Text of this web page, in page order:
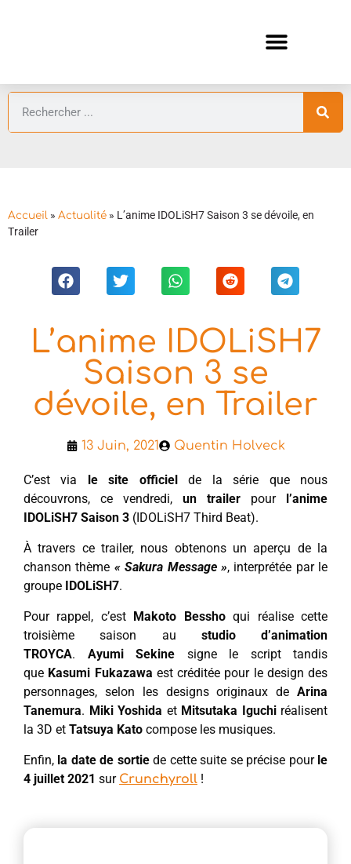
Accueil » Actualité » L’anime IDOLiSH7 Saison 3 se dévoile, en
Trailer
L’anime IDOLiSH7
Saison 3 se
dévoile, en Trailer
13 Juin, 2021 Quentin Holveck
C’est via le site officielde la série que nous
découvrons, ce vendredi, un trailer pour l’anime
IDOLiSH7 Saison 3 (IDOLiSH7 Third Beat).
À travers ce trailer, nous obtenons un aperçu de la
chanson thème « Sakura Message », interprétée par le
groupe IDOLiSH7.
Pour rappel, c’est Makoto Besshoqui réalise cette
troisième saison au studio d’animation
TROYCA. Ayumi Sekine signe le script tandis
que Kasumi Fukazawa est créditée pour le design des
personnages, selon les designs originaux de Arina
Tanemura. Miki Yoshida et Mitsutaka Iguchiréalisent
la 3D et Tatsuya Kato compose les musiques.
Enfin, la date de sortiede cette suite se précise pour le
4 juillet 2021 sur Crunchyroll !